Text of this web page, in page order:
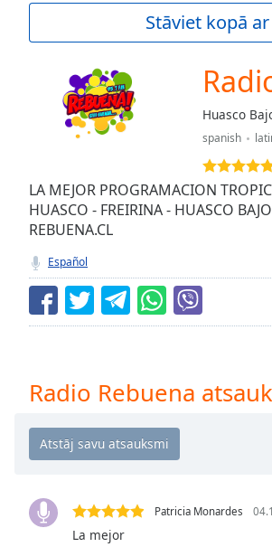
Current
Seek to
currently
behind
Remaining
Time-
Chapters
descriptions
off
Stāviet kopā
Huasco
spanish
LA MEJOR PROGRAMACION
HUASCO - FREIRINA - HUASCO
REBUENA.CL
Español
Radio Rebuena
Patricia Monardes
La mejor